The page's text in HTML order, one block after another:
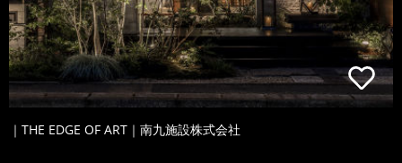
｜THE EDGE OF ART｜南九施設株式会社